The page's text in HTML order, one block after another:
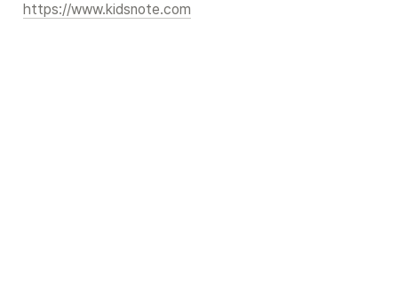
https://www.kidsnote.com